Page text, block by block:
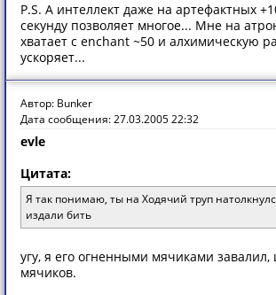
P.S. А интеллект даже на артефактных
секунду позволяет многое... Мне на
хватает с enchant ~50 и алхимическую
ускоряет...
Автор: Bunker
Дата сообщения: 27.03.2005 22:32
evle
Цитата:
Я так понимаю, ты на Ходячий труп
издали бить
угу, я его огненными мячиками завалил,
мячиков.